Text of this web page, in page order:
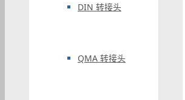
DIN 转接头
QMA 转接头